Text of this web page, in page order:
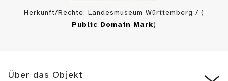
Herkunft/Rechte: Landesmuseum Württemberg / (
Public Domain Mark)
Über das Objekt